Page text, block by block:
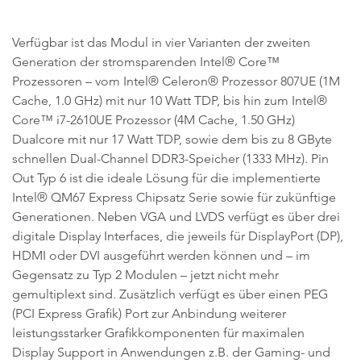
Verfügbar ist das Modul in vier Varianten der zweiten
Generation der stromsparenden Intel® Core™
Prozessoren – vom Intel® Celeron® Prozessor 807UE (1M
Cache, 1.0 GHz) mit nur 10 Watt TDP, bis hin zum Intel®
Core™ i7-2610UE Prozessor (4M Cache, 1.50 GHz)
Dualcore mit nur 17 Watt TDP, sowie dem bis zu 8 GByte
schnellen Dual-Channel DDR3-Speicher (1333 MHz). Pin
Out Typ 6 ist die ideale Lösung für die implementierte
Intel® QM67 Express Chipsatz Serie sowie für zukünftige
Generationen. Neben VGA und LVDS verfügt es über drei
digitale Display Interfaces, die jeweils für DisplayPort (DP),
HDMI oder DVI ausgeführt werden können und – im
Gegensatz zu Typ 2 Modulen – jetzt nicht mehr
gemultiplext sind. Zusätzlich verfügt es über einen PEG
(PCI Express Grafik) Port zur Anbindung weiterer
leistungsstarker Grafikkomponenten für maximalen
Display Support in Anwendungen z.B. der Gaming- und